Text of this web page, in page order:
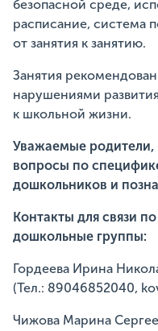
безопасной среде,
расписание, система
от занятия к занятию.
Занятия
нарушениями
к школьной жизни.
Уважаемые родители,
вопросы по
дошкольников и
Контакты для связи
дошкольные группы:
Гордеева Ирина
(Тел.: 89046852040,
Чижова Марина